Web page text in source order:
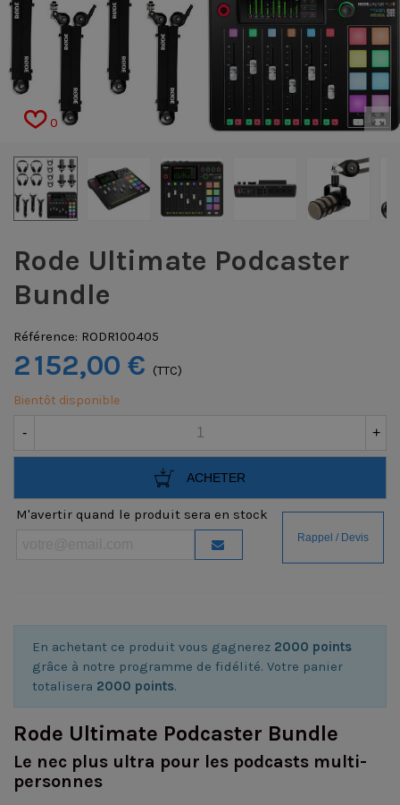
0
Rode Ultimate Podcaster
Bundle
Référence: RODR100405
2 152,00 € (TTC)
Bientôt disponible
- +
ACHETER
M'avertir quand le produit sera en stock
En achetant ce produit vous gagnerez 2000 points
grâce à notre programme de fidélité. Votre panier
totalisera 2000 points.
Rode Ultimate Podcaster Bundle
Le nec plus ultra pour les podcasts multi-
personnes